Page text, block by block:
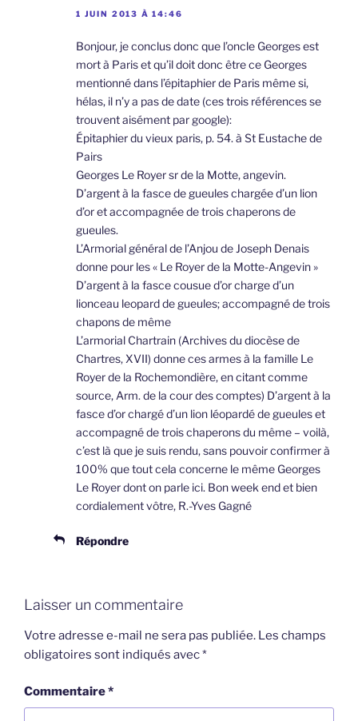
1 JUIN 2013 À 14:46
Bonjour, je conclus donc que l’oncle Georges est
mort à Paris et qu’il doit donc être ce Georges
mentionné dans l’épitaphier de Paris même si,
hélas, il n’y a pas de date (ces trois références se
trouvent aisément par google):
Épitaphier du vieux paris, p. 54. à St Eustache de
Pairs
Georges Le Royer sr de la Motte, angevin.
D’argent à la fasce de gueules chargée d’un lion
d’or et accompagnée de trois chaperons de
gueules.
L’Armorial général de l’Anjou de Joseph Denais
donne pour les « Le Royer de la Motte-Angevin »
D’argent à la fasce cousue d’or charge d’un
lionceau leopard de gueules; accompagné de trois
chapons de même
L’armorial Chartrain (Archives du diocèse de
Chartres, XVII) donne ces armes à la famille Le
Royer de la Rochemondière, en citant comme
source, Arm. de la cour des comptes) D’argent à la
fasce d’or chargé d’un lion léopardé de gueules et
accompagné de trois chaperons du même – voilà,
c’est là que je suis rendu, sans pouvoir confirmer à
100% que tout cela concerne le même Georges
Le Royer dont on parle ici. Bon week end et bien
cordialement vôtre, R.-Yves Gagné
Répondre
Laisser un commentaire
Votre adresse e-mail ne sera pas publiée. Les champs
obligatoires sont indiqués avec*
Commentaire*